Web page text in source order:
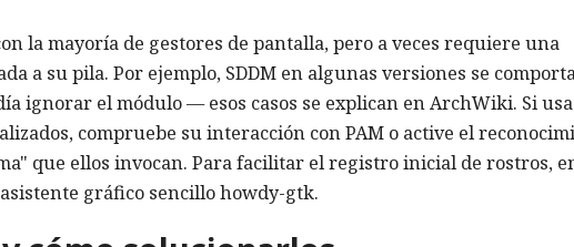
la mayoría de gestores de pantalla, pero a veces requiere una
a su pila. Por ejemplo, SDDM en algunas versiones se
ignorar el módulo — esos casos se explican en ArchWiki. Si usa
compruebe su interacción con PAM o active el
que ellos invocan. Para facilitar el registro inicial de rostros,
gráfico sencillo howdy-gtk.